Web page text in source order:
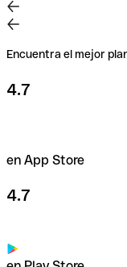
Encuentra el mejor
4.7
en App Store
4.7